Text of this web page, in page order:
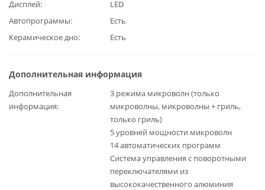
Дисплей
LED
Автопрограммы
Есть
Керамическое дно
Есть
Дополнительная информация
Дополнительная
информация
3 режима микроволн (только
микроволны, микроволны + гриль,
только гриль)
5 уровней мощности микроволн
14 автоматических программ
Система управления с поворотными
переключателями из
высококачественного алюминия